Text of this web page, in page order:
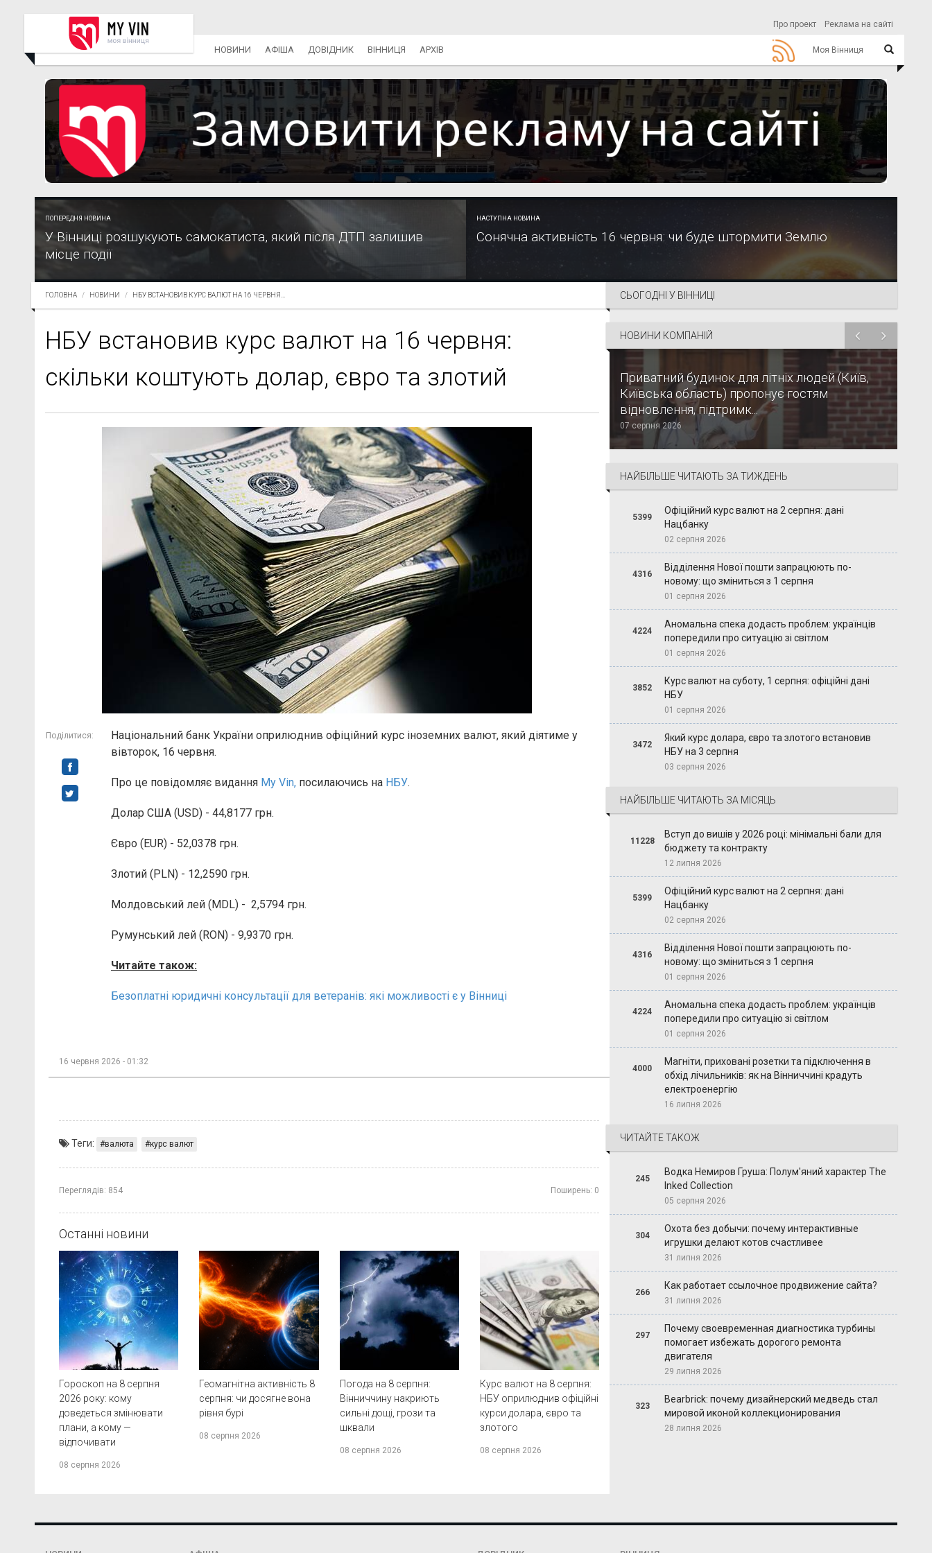
Про проект Реклама на сайті
Моя Вінниця
НОВИНИ АФІША ДОВІДНИК ВІННИЦЯ АРХІВ
ПОПЕРЕДНЯ НОВИНА
У Вінниці розшукують самокатиста, який після ДТП залишив
місце події
НАСТУПНА НОВИНА
Сонячна активність 16 червня: чи буде штормити Землю
ГОЛОВНА НОВИНИ НБУ ВСТАНОВИВ КУРС ВАЛЮТ НА 16 ЧЕРВНЯ...
НБУ встановив курс валют на 16 червня:
скільки коштують долар, євро та злотий
Поділитися:
Національний банк України оприлюднив офіційний курс іноземних валют, який діятиме у
вівторок, 16 червня.
Про це повідомляє видання My Vin, посилаючись на НБУ.
Долар США (USD) - 44,8177 грн.
Євро (EUR) - 52,0378 грн.
Злотий (PLN) - 12,2590 грн.
Молдовський лей (MDL) - 2,5794 грн.
Румунський лей (RON) - 9,9370 грн.
Читайте також:
Безоплатні юридичні консультації для ветеранів: які можливості є у Вінниці
16 червня 2026 - 01:32
Теги: валюта курс валют
Переглядів: 854 Поширень: 0
Останні новини
Гороскоп на 8 серпня
2026 року: кому
доведеться змінювати
плани, а кому —
відпочивати
08 серпня 2026
Геомагнітна активність 8
серпня: чи досягне вона
рівня бурі
08 серпня 2026
Погода на 8 серпня:
Вінниччину накриють
сильні дощі, грози та
шквали
08 серпня 2026
Курс валют на 8 серпня:
НБУ оприлюднив офіційні
курси долара, євро та
злотого
08 серпня 2026
СЬОГОДНІ У ВІННИЦІ
НОВИНИ КОМПАНІЙ
Приватний будинок для літніх людей (Київ,
Київська область) пропонує гостям
відновлення, підтримк...
07 серпня 2026
НАЙБІЛЬШЕ ЧИТАЮТЬ ЗА ТИЖДЕНЬ
5399
Офіційний курс валют на 2 серпня: дані
Нацбанку
02 серпня 2026
4316
Відділення Нової пошти запрацюють по-
новому: що зміниться з 1 серпня
01 серпня 2026
4224
Аномальна спека додасть проблем: українців
попередили про ситуацію зі світлом
01 серпня 2026
3852
Курс валют на суботу, 1 серпня: офіційні дані
НБУ
01 серпня 2026
3472
Який курс долара, євро та злотого встановив
НБУ на 3 серпня
03 серпня 2026
НАЙБІЛЬШЕ ЧИТАЮТЬ ЗА МІСЯЦЬ
11228
Вступ до вишів у 2026 році: мінімальні бали для
бюджету та контракту
12 липня 2026
5399
Офіційний курс валют на 2 серпня: дані
Нацбанку
02 серпня 2026
4316
Відділення Нової пошти запрацюють по-
новому: що зміниться з 1 серпня
01 серпня 2026
4224
Аномальна спека додасть проблем: українців
попередили про ситуацію зі світлом
01 серпня 2026
4000
Магніти, приховані розетки та підключення в
обхід лічильників: як на Вінниччині крадуть
електроенергію
16 липня 2026
ЧИТАЙТЕ ТАКОЖ
245
Водка Немиров Груша: Полум'яний характер The
Inked Collection
05 серпня 2026
304
Охота без добычи: почему интерактивные
игрушки делают котов счастливее
31 липня 2026
266
Как работает ссылочное продвижение сайта?
31 липня 2026
297
Почему своевременная диагностика турбины
помогает избежать дорогого ремонта
двигателя
29 липня 2026
323
Bearbrick: почему дизайнерский медведь стал
мировой иконой коллекционирования
28 липня 2026